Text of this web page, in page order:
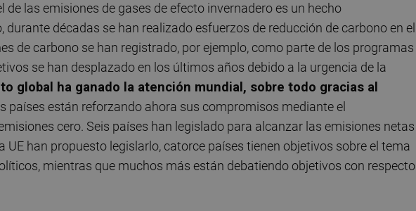
de las emisiones de gases de efecto invernadero es un hecho
durante décadas se han realizado esfuerzos de reducción de carbono en el
de carbono se han registrado, por ejemplo, como parte de los programas
se han desplazado en los últimos años debido a la urgencia de la
global ha ganado la atención mundial, sobre todo gracias al
países están reforzando ahora sus compromisos mediante el
cero. Seis países han legislado para alcanzar las emisiones netas
UE han propuesto legislarlo, catorce países tienen objetivos sobre el tema
mientras que muchos más están debatiendo objetivos con respecto